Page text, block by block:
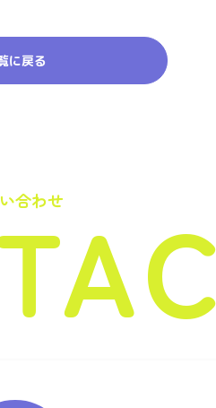
に戻る
合わせ